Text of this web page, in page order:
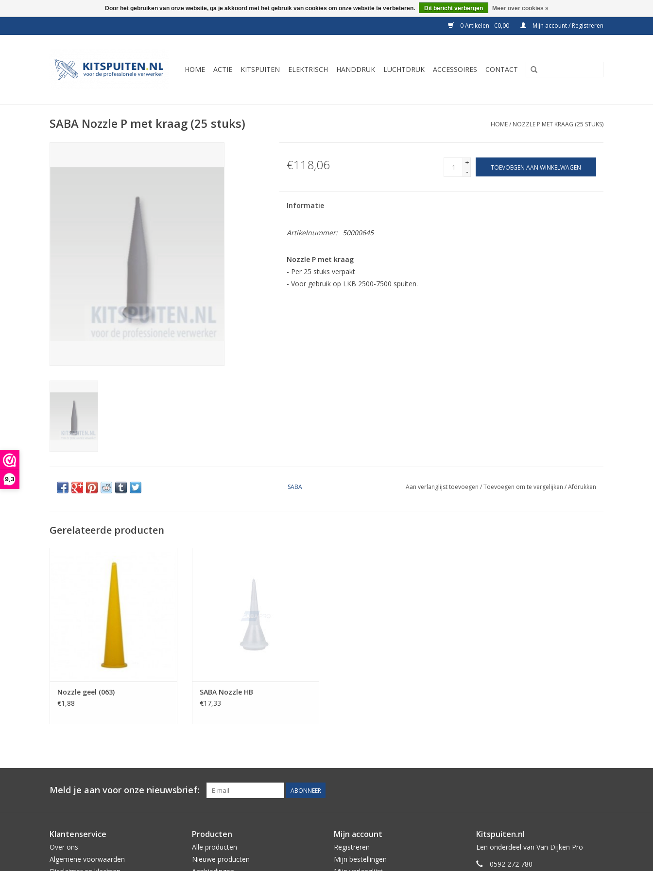
9,3
0 Artikelen - €0,00 Mijn account / Registreren
HOME ACTIE KITSPUITEN ELEKTRISCH HANDDRUK LUCHTDRUK ACCESSOIRES CONTACT
SABA Nozzle P met kraag (25 stuks) HOME/ NOZZLE P MET KRAAG (25 STUKS)
€118,06
+
-
TOEVOEGEN AAN WINKELWAGEN
Informatie
Artikelnummer: 50000645
Nozzle P met kraag
- Per 25 stuks verpakt
- Voor gebruik op LKB 2500-7500 spuiten.
SABA Aan verlanglijst toevoegen /Toevoegen om te vergelijken /Afdrukken
Gerelateerde producten
oudere MK-spuiten.
TOEVOEGEN AAN WINKELWAGEN
Nozzle geel (063)
€1,88
TOEVOEGEN AAN WINKELWAGEN
SABA Nozzle HB
€17,33
Meld je aan voor onze nieuwsbrief: ABONNEER
Klantenservice
Over ons
Algemene voorwaarden
Producten
Alle producten
Nieuwe producten
Mijn account
Registreren
Mijn bestellingen
Kitspuiten.nl
Een onderdeel van Van Dijken Pro
0592 272 780
Door het gebruiken van onze website, ga je akkoord met het gebruik van cookies om onze website te verbeteren. Dit bericht verbergen Meer over cookies »